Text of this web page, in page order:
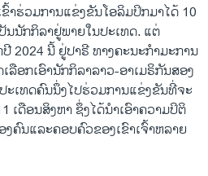
າຮ່ວມການແຂ່ງຂັນໂອລິມປິກມາໄດ້ 10
ນນັກກິລາຢູ່ພາຍໃນປະເທດ. ແຕ່
2024 ນີ້ ຢູ່ປາຣີ ທາງຄະນະກໍາມະການ
ລືອກເອົານັກກິລາລາວ-ອາເມຣິກັນສອງ
ເທດຄົນນຶ່ງໄປຮ່ວມການແຂ່ງຂັນທີ່ຈະ
ເດືອນສິງຫາ ຊຶ່ງໄດ້ນໍາເອົາຄວາມປິຕິ
ຄົນແລະຄອບຄົວຂອງເຂົາເຈົ້າຫລາຍ